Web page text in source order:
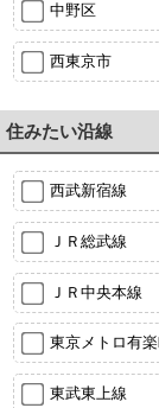
中野区
西東京市
住みたい沿線
西武新宿線
ＪＲ総武線
ＪＲ中央本線
東京メトロ有
東武東上線